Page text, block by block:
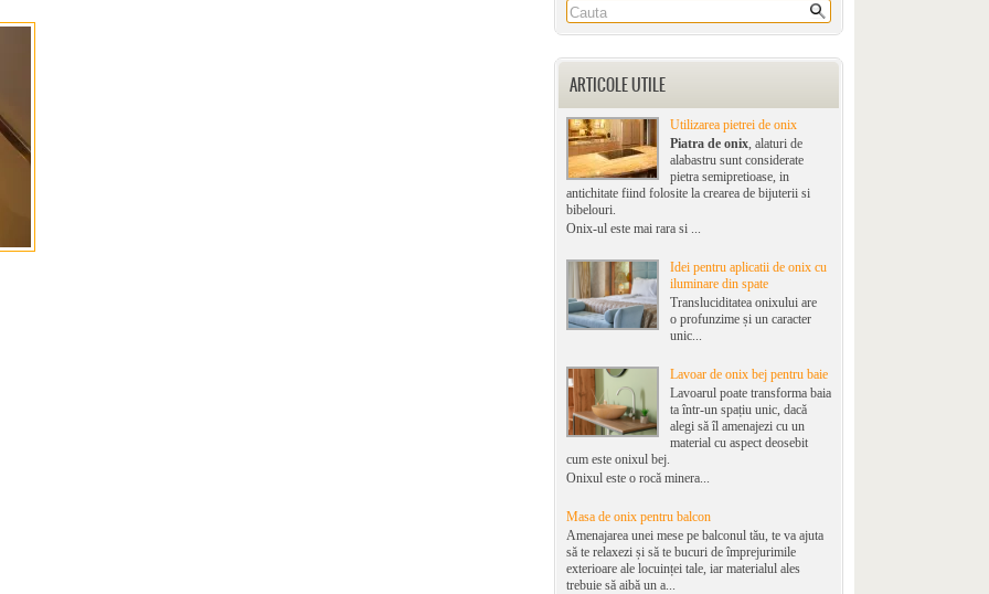
ARTICOLE UTILE
Utilizarea pietrei de onix
Piatra de onix , alaturi de
alabastru sunt considerate
pietra semipretioase, in
antichitate fiind folosite la crearea de bijuterii si
bibelouri.
Onix-ul este mai rara si ...
Idei pentru aplicatii de onix cu
iluminare din spate
Transluciditatea onixului are
o profunzime și un caracter
unic...
Lavoar de onix bej pentru baie
Lavoarul poate transforma baia
ta într-un spațiu unic, dacă
alegi să îl amenajezi cu un
material cu aspect deosebit
cum este onixul bej.
Onixul este o rocă minera...
Masa de onix pentru balcon
Amenajarea unei mese pe balconul tău, te va ajuta
să te relaxezi și să te bucuri de împrejurimile
exterioare ale locuinței tale, iar materialul ales
trebuie să aibă un a...